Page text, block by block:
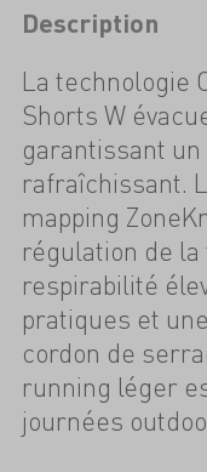
Description
La technologie
Shorts W
garantissant
rafraîchissant.
mapping
régulation de
respirabilité
pratiques et
cordon de
running léger
journées